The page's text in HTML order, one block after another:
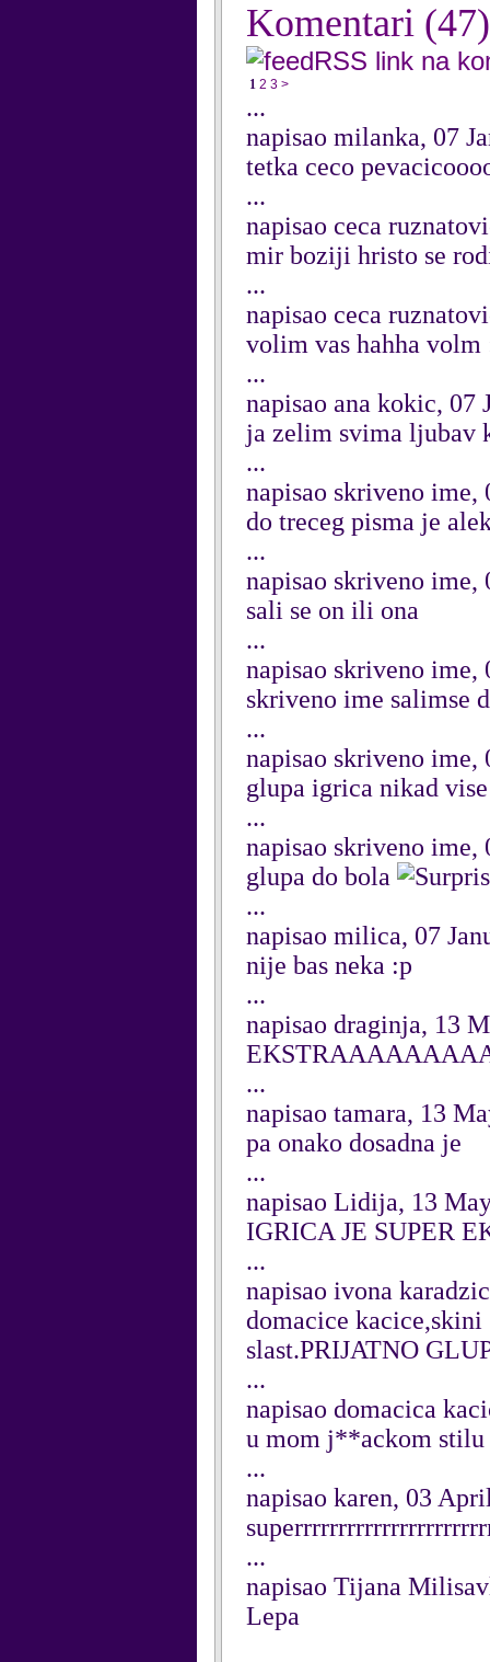
Komentari (47)
RSS link na
1 2 3 >
...
napisao milanka, 07
tetka ceco
...
napisao ceca
mir boziji hristo se
...
napisao ceca
volim vas hahha
...
napisao ana kokic, 07
ja zelim svima ljubav
...
napisao skriveno ime,
do treceg pisma je
...
napisao skriveno ime,
sali se on ili ona
...
napisao skriveno ime,
skriveno ime salimse
...
napisao skriveno ime,
glupa igrica nikad
...
napisao skriveno ime,
glupa do bola
...
napisao milica, 07
nije bas neka :p
...
napisao draginja, 13
...
napisao tamara, 13
pa onako dosadna je
...
napisao Lidija, 13
IGRICA JE SUPER
...
napisao ivona
domacice
slast.PRIJATNO
...
napisao domacica
u mom j**ackom stilu
...
napisao karen, 03
...
napisao Tijana
Lepa